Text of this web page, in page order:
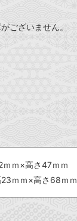
ございません。
ｍｍ×高さ47ｍｍ
23ｍｍ×高さ68ｍｍ